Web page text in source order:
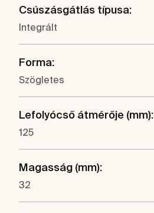
Csúszásgátlás típusa:
Integrált
Forma:
Szögletes
Lefolyócső átmérője (mm):
125
Magasság (mm):
32